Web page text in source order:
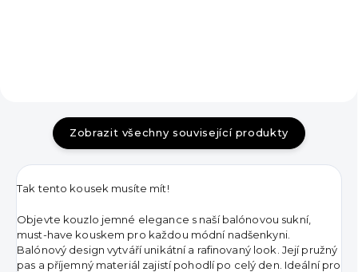
Zobrazit všechny související produkty
Tak tento kousek musíte mít!
Objevte kouzlo jemné elegance s naší balónovou sukní,
must-have kouskem pro každou módní nadšenkyni.
Balónový design vytváří unikátní a rafinovaný look. Její pružný
pas a příjemný materiál zajistí pohodlí po celý den. Ideální pro